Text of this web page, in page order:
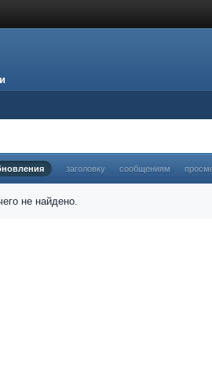
заголовку сообщениям
не найдено.